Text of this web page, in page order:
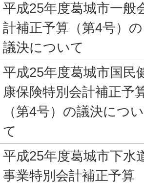
平成25年度葛城市一般
計補正予算（第4号）の
議決について
平成25年度葛城市国民
康保険特別会計補正予
（第4号）の議決につい
て
平成25年度葛城市下水
事業特別会計補正予算